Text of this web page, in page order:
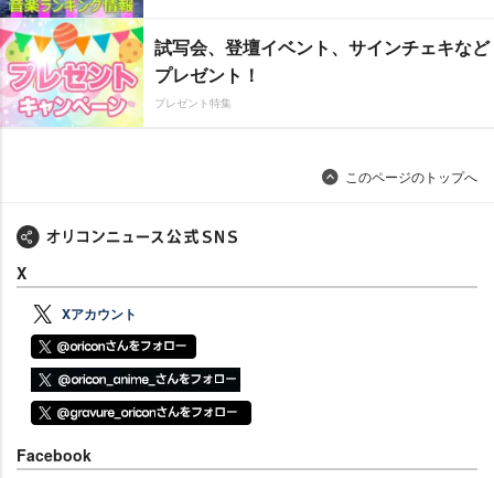
試写会、登壇イベント、サインチェキなど
プレゼント！
プレゼント特集
このページのトップへ
X
Xアカウント
Facebook